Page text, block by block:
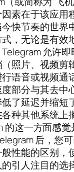
素在于该应用
快节奏的世界
，无论是有效
允许即
照片、视频剪
语音或视频通
部分与其去中
了延迟并缩短
种其他系统上
的这一方面感觉
后，您
性能的区别，
引人注目的选